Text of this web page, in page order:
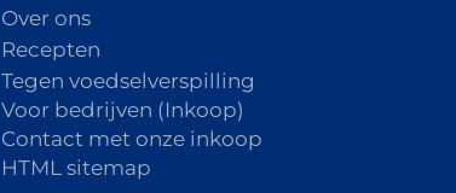
Over ons
Recepten
Tegen voedselverspilling
Voor bedrijven (Inkoop)
Contact met onze inkoop
HTML sitemap